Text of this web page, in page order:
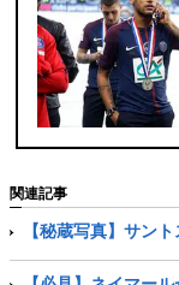
関連記事
【秘蔵写真】サン